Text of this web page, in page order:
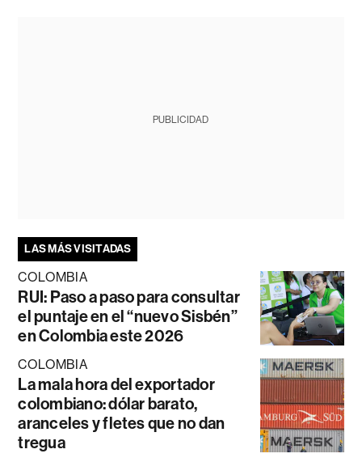
PUBLICIDAD
LAS MÁS VISITADAS
COLOMBIA
RUI: Paso a paso para consultar
el puntaje en el “nuevo Sisbén”
en Colombia este 2026
COLOMBIA
La mala hora del exportador
colombiano: dólar barato,
aranceles y fletes que no dan
tregua